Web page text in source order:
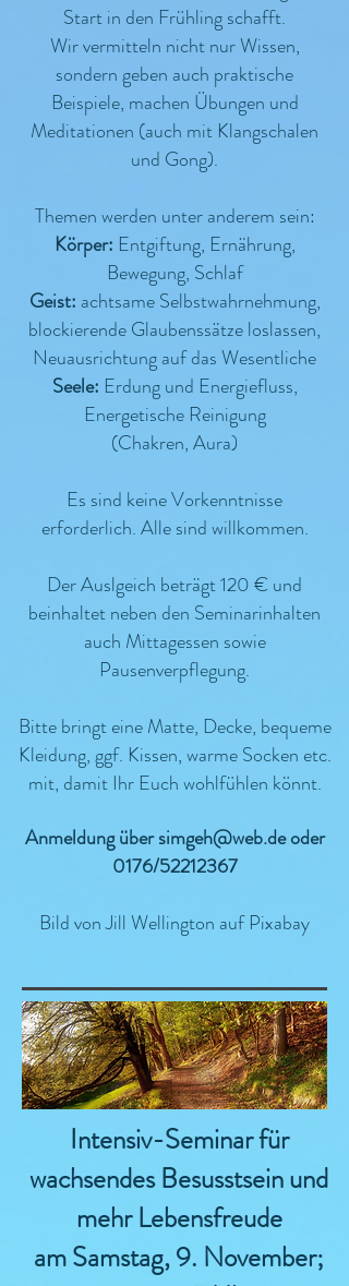
Start in den Frühling schafft.
Wir vermitteln nicht nur Wissen,
sondern geben auch praktische
Beispiele, machen Übungen und
Meditationen (auch mit Klangschalen
und Gong).
Themen werden unter anderem sein:
Körper: Entgiftung, Ernährung,
Bewegung, Schlaf
Geist: achtsame Selbstwahrnehmung,
blockierende Glaubenssätze loslassen,
Neuausrichtung auf das Wesentliche
Seele: Erdung und Energiefluss,
Energetische Reinigung
(Chakren, Aura)
Es sind keine Vorkenntnisse
erforderlich. Alle sind willkommen.
Der Auslgeich beträgt 120 € und
beinhaltet neben den Seminarinhalten
auch Mittagessen sowie
Pausenverpflegung.
Bitte bringt eine Matte, Decke, bequeme
Kleidung, ggf. Kissen, warme Socken etc.
mit, damit Ihr Euch wohlfühlen könnt.
Anmeldung übersimgeh@web.deoder
0176/52212367
Bild von Jill Wellington auf Pixabay
Intensiv-Seminar für
wachsendes Besusstsein und
mehr Lebensfreude
am Samstag, 9. November;